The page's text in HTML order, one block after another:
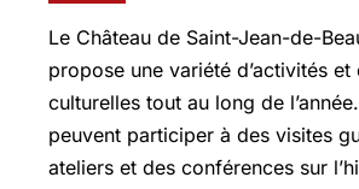
Le Château de Saint-Jean-de-
propose une variété d’activités et
culturelles tout au long de
peuvent participer à des visites
ateliers et des conférences sur